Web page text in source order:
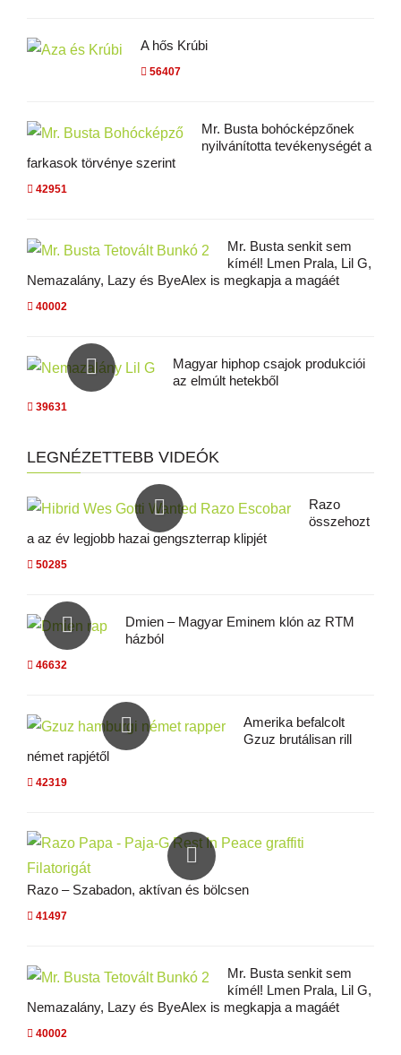
A hős Krúbi
56407
Mr. Busta bohócképzőnek
nyilvánította tevékenységét a
farkasok törvénye szerint
42951
Mr. Busta senkit sem
kímél! Lmen Prala, Lil G,
Nemazalány, Lazy és ByeAlex is megkapja a magáét
40002
Magyar hiphop csajok produkciói
az elmúlt hetekből
39631
LEGNÉZETTEBB VIDEÓK
Razo
összehozt
a az év legjobb hazai gengszterrap klipjét
50285
Dmien – Magyar Eminem klón az RTM
házból
46632
Amerika befalcolt
Gzuz brutálisan rill
német rapjétől
42319
Razo – Szabadon, aktívan és bölcsen
41497
Mr. Busta senkit sem
kímél! Lmen Prala, Lil G,
Nemazalány, Lazy és ByeAlex is megkapja a magáét
40002